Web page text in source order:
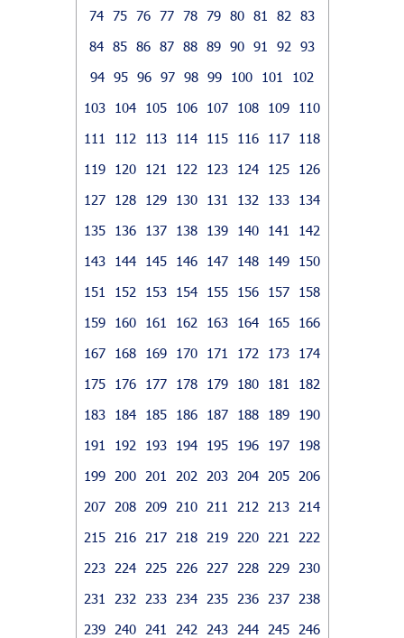
74 75 76 77 78 79 80 81 82
83
84 85 86 87 88 89 90 91 92
93
94 95 96 97 98 99 100 101
102
103
104 105 106 107 108 109
110
111
112 113 114 115 116 117
118
119
120 121 122 123 124 125
126
127
128 129 130 131 132 133
134
135
136 137 138 139 140 141
142
143
144 145 146 147 148 149
150
151
152 153 154 155 156 157
158
159
160 161 162 163 164 165
166
167
168 169 170 171 172 173
174
175
176 177 178 179 180 181
182
183
184 185 186 187 188 189
190
191
192 193 194 195 196 197
198
199
200 201 202 203 204 205
206
207
208 209 210 211 212 213
214
215
216 217 218 219 220 221
222
223
224 225 226 227 228 229
230
231
232 233 234 235 236 237
238
239
240 241 242 243 244 245
246